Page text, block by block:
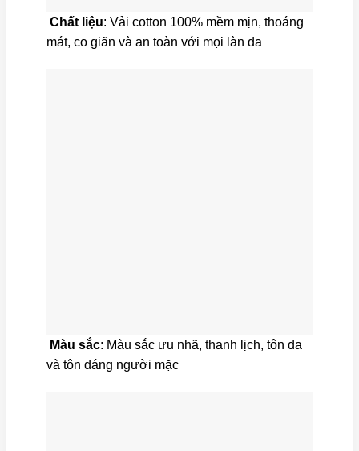
Chất liệu: Vải cotton 100% mềm mịn, thoáng
mát, co giãn và an toàn với mọi làn da
Màu sắc: Màu sắc ưu nhã, thanh lịch, tôn da
và tôn dáng người mặc